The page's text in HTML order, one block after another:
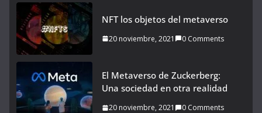
NFT los objetos del metaverso
20 noviembre, 2021 0 Comments
El Metaverso de Zuckerberg:
Una sociedad en otra realidad
20 noviembre, 2021 0 Comments